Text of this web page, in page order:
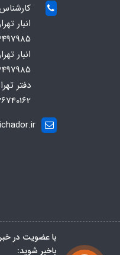
کارشناس
دفتر
_ 09123497985
با عضویت در
باخبر شوید: